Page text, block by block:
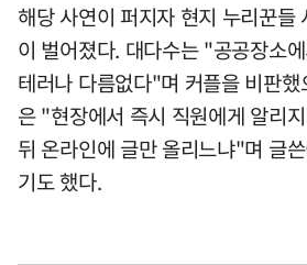
해당 사연이 퍼지자 현지 누리꾼들
이 벌어졌다. 대다수는 "공공장소
테러나 다름없다"며 커플을 비판
은 "현장에서 즉시 직원에게 알리
뒤 온라인에 글만 올리느냐"며 글
기도 했다.